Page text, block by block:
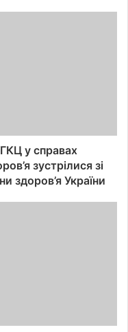
у справах
зустрілися зі
здоров’я України